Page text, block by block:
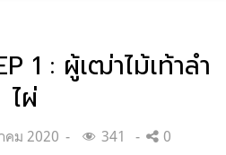
1 : ผู้เฒ่าไม้เท้าลำ
ไผ่
คม 2020 341 0